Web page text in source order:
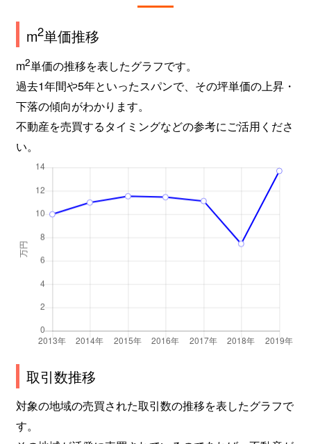
m2単価推移
m2単価の推移を表したグラフです。
過去1年間や5年といったスパンで、その坪単価の上昇・
下落の傾向がわかります。
不動産を売買するタイミングなどの参考にご活用くださ
い。
取引数推移
対象の地域の売買された取引数の推移を表したグラフで
す。